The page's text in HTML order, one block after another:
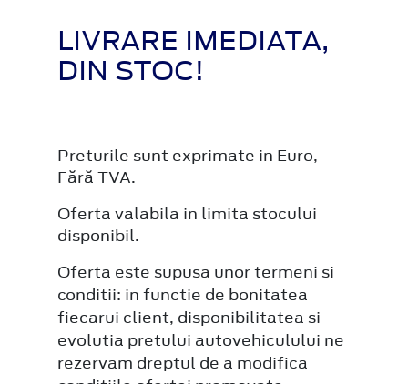
LIVRARE IMEDIATA,
DIN STOC!
Preturile sunt exprimate in Euro,
Fără TVA.
Oferta valabila in limita stocului
disponibil.
Oferta este supusa unor termeni si
conditii: in functie de bonitatea
fiecarui client, disponibilitatea si
evolutia pretului autovehiculului ne
rezervam dreptul de a modifica